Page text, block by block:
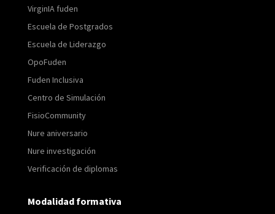
VirginIA fuden
Escuela de Postgrados
Escuela de Liderazgo
OpoFuden
Fuden Inclusiva
Centro de Simulación
FisioCommunity
Nure aniversario
Nure investigación
Verificación de diplomas
Modalidad formativa